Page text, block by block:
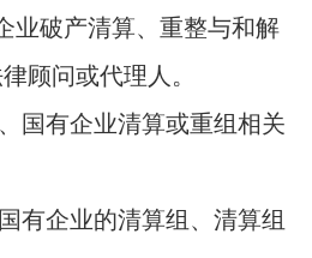
破产清算、重整与和解
顾问或代理人。
国有企业清算或重组相关
有企业的清算组、清算组